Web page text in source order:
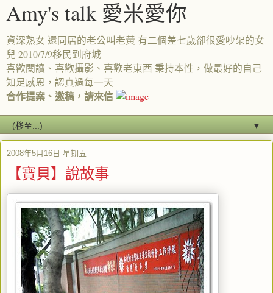
Amy's talk 愛米愛你
資深熟女 還同居的老公叫老黃 有二個差七歲卻很愛吵架的女
兒 2010/7/9移民到府城
喜歡閱讀、喜歡攝影、喜歡老東西 秉持本性，做最好的自己
知足感恩，認真過每一天
合作提案、邀稿，請來信
▼
2008年5月16日 星期五
【寶貝】說故事